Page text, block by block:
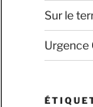
Sur le
Urgence